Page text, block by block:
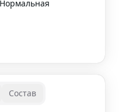
Состав